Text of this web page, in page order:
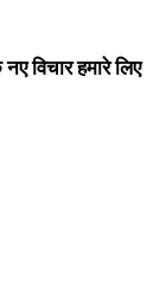
विचार हमारे लिए